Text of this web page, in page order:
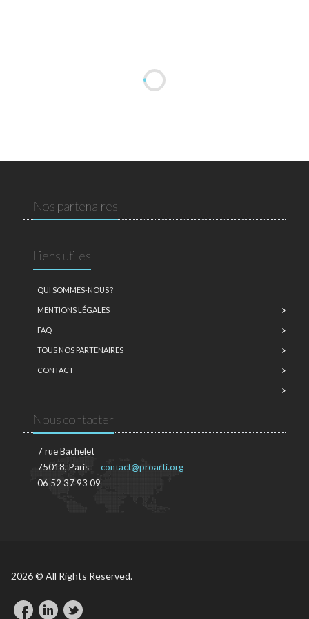
Nos partenaires
Liens utiles
QUI SOMMES-NOUS ?
MENTIONS LÉGALES
FAQ
TOUS NOS PARTENAIRES
CONTACT
Nous contacter
7 rue Bachelet
75018, Paris
06 52 37 93 09
contact@proarti.org
2026 © All Rights Reserved.